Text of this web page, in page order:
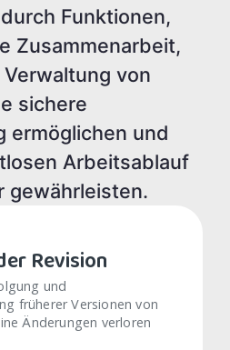
Funktionen,
Zusammenarbeit,
von
sichere
ermöglichen und
Arbeitsablauf
gewährleisten.
Revision
und
früherer Versionen von
Änderungen verloren